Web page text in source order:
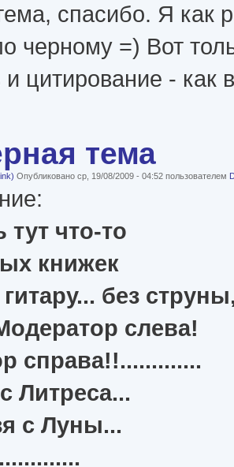
спасибо. Я как
черному =) Вот
и цитирование - как
тема
Опубликовано ср, 19/08/2009 - 04:52 пользователем
тут что-то
книжек
без
слева!
справа!!.............
Литреса...
с Луны...